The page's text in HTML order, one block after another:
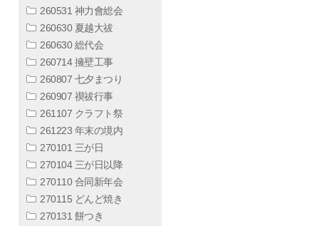
260531 神力會総会
260630 夏越大祓
260630 総代会
260714 擁壁工事
260807 七夕まつり
260907 禊祓行事
261107 クラフト祭
261223 年末の境内
270101 三が日
270104 三が日以降
270110 合同新年会
270115 どんど焼き
270131 餅つき